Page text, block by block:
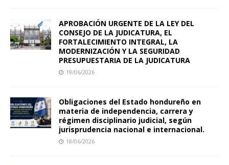
APROBACIÓN URGENTE DE LA LEY DEL
CONSEJO DE LA JUDICATURA, EL
FORTALECIMIENTO INTEGRAL, LA
MODERNIZACIÓN Y LA SEGURIDAD
PRESUPUESTARIA DE LA JUDICATURA
19/06/2026
Obligaciones del Estado hondureño en
materia de independencia, carrera y
régimen disciplinario judicial, según
jurisprudencia nacional e internacional.
18/06/2026